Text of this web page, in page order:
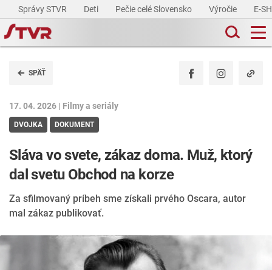
Správy STVR Deti Pečie celé Slovensko Výročie E-
SPÄŤ
17. 04. 2026 | Filmy a seriály
DVOJKA DOKUMENT
Sláva vo svete, zákaz doma. Muž, ktorý
dal svetu Obchod na korze
Za sfilmovaný príbeh sme získali prvého Oscara, autor
mal zákaz publikovať.